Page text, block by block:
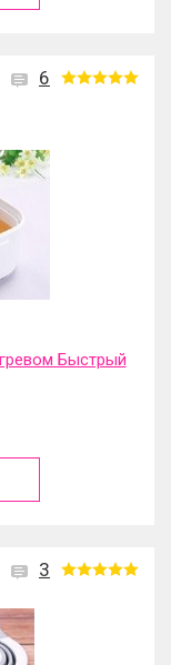
6
Быстрый
3